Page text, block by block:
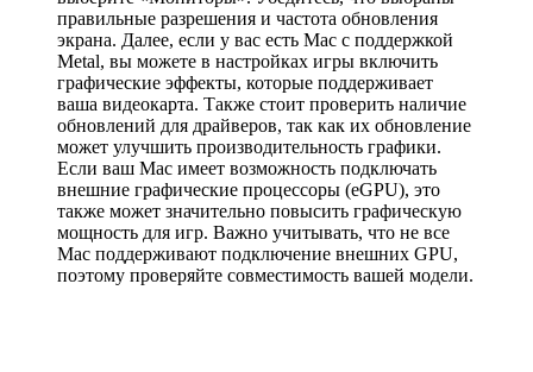
правильные разрешения и частота обновления
экрана. Далее, если у вас есть Mac с поддержкой
Metal, вы можете в настройках игры включить
графические эффекты, которые поддерживает
ваша видеокарта. Также стоит проверить наличие
обновлений для драйверов, так как их обновление
может улучшить производительность графики.
Если ваш Mac имеет возможность подключать
внешние графические процессоры (eGPU), это
также может значительно повысить графическую
мощность для игр. Важно учитывать, что не все
Mac поддерживают подключение внешних GPU,
поэтому проверяйте совместимость вашей модели.